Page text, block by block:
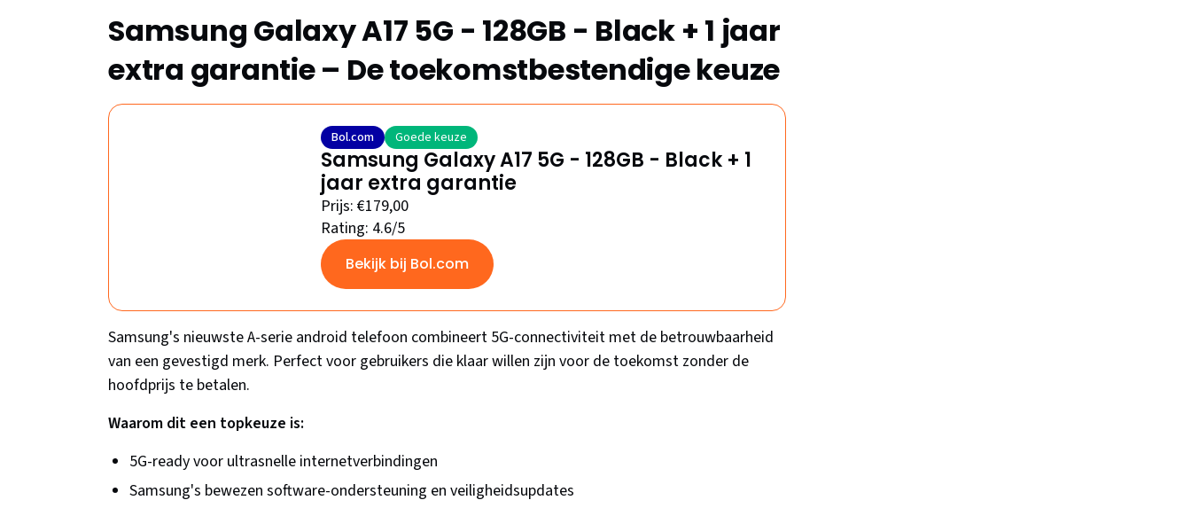
Samsung Galaxy A17 5G - 128GB - Black + 1 jaar
extra garantie – De toekomstbestendige keuze
Bol.com Goede keuze
Samsung Galaxy A17 5G - 128GB - Black + 1
jaar extra garantie
Prijs: €179,00
Rating: 4.6/5
Bekijk bij Bol.com
Samsung's nieuwste A-serie android telefoon combineert 5G-connectiviteit met de betrouwbaarheid
van een gevestigd merk. Perfect voor gebruikers die klaar willen zijn voor de toekomst zonder de
hoofdprijs te betalen.
Waarom dit een topkeuze is:
5G-ready voor ultrasnelle internetverbindingen
Samsung's bewezen software-ondersteuning en veiligheidsupdates